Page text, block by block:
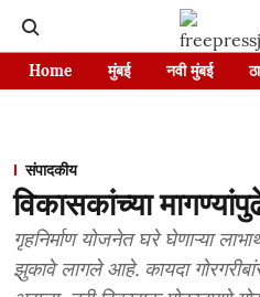
Home मुंबई नवी मुंबई
संपादकीय
विकासकांच्या
गृहनिर्माण योजनेत घरे घेणाऱ्या
झुकावे लागले आहे. कायदा